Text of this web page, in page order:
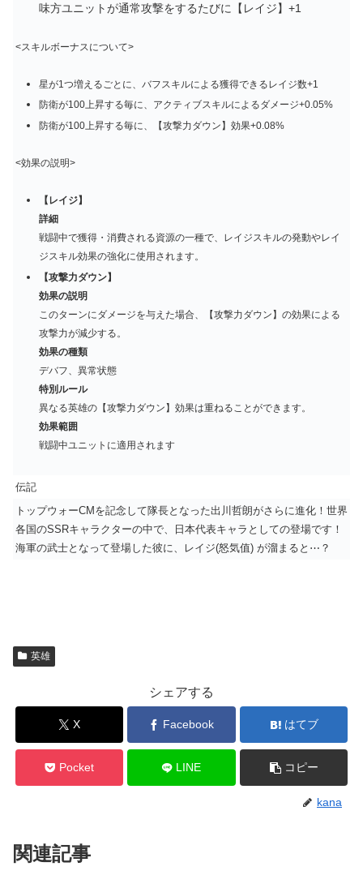
味方ユニットが通常攻撃をするたびに【レイジ】+1
<スキルボーナスについて>
星が1つ増えるごとに、バフスキルによる獲得できるレイジ数+1
防衛が100上昇する毎に、アクティブスキルによるダメージ+0.05%
防衛が100上昇する毎に、【攻撃力ダウン】効果+0.08%
<効果の説明>
【レイジ】
詳細
戦闘中で獲得・消費される資源の一種で、レイジスキルの発動やレイ
ジスキル効果の強化に使用されます。
【攻撃力ダウン】
効果の説明
このターンにダメージを与えた場合、【攻撃力ダウン】の効果による
攻撃力が減少する。
効果の種類
デバフ、異常状態
特別ルール
異なる英雄の【攻撃力ダウン】効果は重ねることができます。
効果範囲
戦闘中ユニットに適用されます
伝記
トップウォーCMを記念して隊長となった出川哲朗がさらに進化！世界
各国のSSRキャラクターの中で、日本代表キャラとしての登場です！
海軍の武士となって登場した彼に、レイジ(怒気值) が溜まると⋯？
英雄
シェアする
X Facebook はてブ
Pocket LINE コピー
kana
関連記事